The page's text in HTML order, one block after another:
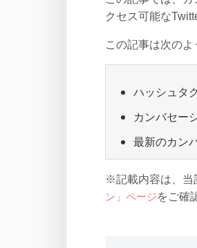
クセス可能な
この記事は次のよ
ハッシュタ
カンバセー
最新のカン
※記載内容は、当
ン」ページをご確